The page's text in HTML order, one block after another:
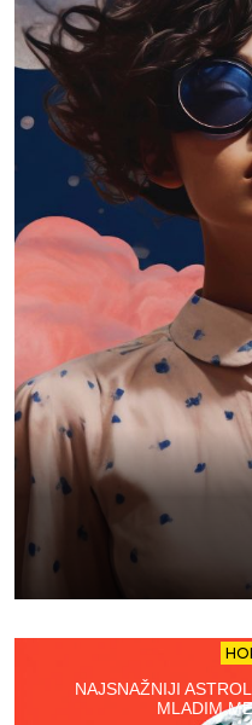
NAJSNAŽNIJI
MLADIM